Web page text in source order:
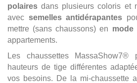
polaires dans plusieurs coloris et
avec semelles antidérapantes
mettre (sans chaussons) en mode
appartements.
Les chaussettes MassaShow7®
hauteurs de tige différentes
vos besoins. De la mi-chaussette